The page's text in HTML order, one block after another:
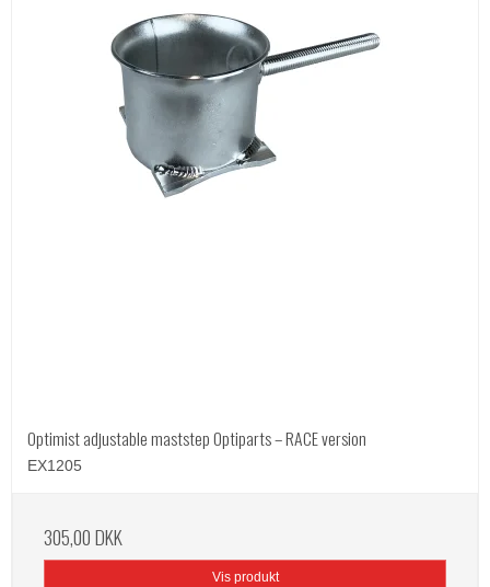
Optimist adjustable maststep Optiparts – RACE version
EX1205
305,00 DKK
Vis produkt